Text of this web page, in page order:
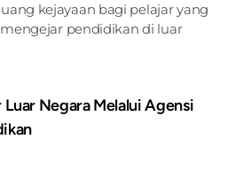
kejayaan bagi pelajar yang
pendidikan di luar
Luar Negara Melalui Agensi